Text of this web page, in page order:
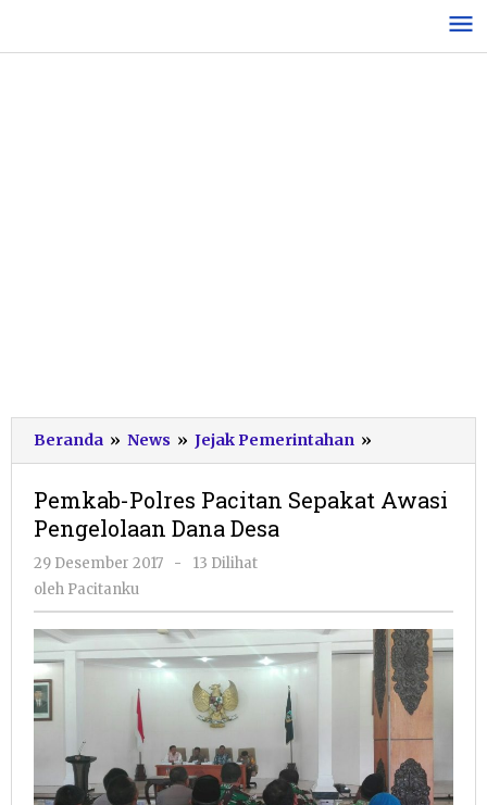
konten
Beranda » News » Jejak Pemerintahan »
Polres
Sepakat
Pemkab-Polres Pacitan Sepakat Awasi
Pengelolaan Dana Desa
29 Desember 2017
oleh
-
13 Dilihat
oleh Pacitanku